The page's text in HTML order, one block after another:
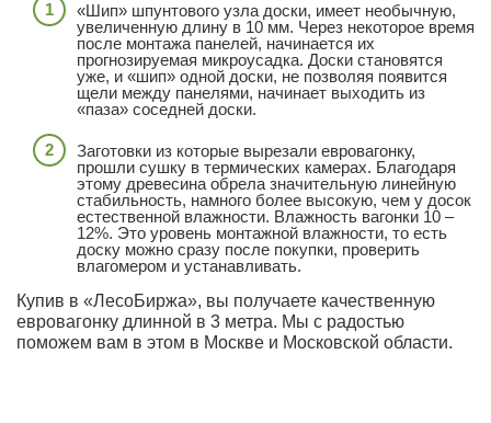
«Шип» шпунтового узла доски, имеет необычную,
увеличенную длину в 10 мм. Через некоторое время
после монтажа панелей, начинается их
прогнозируемая микроусадка. Доски становятся
уже, и «шип» одной доски, не позволяя появится
щели между панелями, начинает выходить из
«паза» соседней доски.
Заготовки из которые вырезали евровагонку,
прошли сушку в термических камерах. Благодаря
этому древесина обрела значительную линейную
стабильность, намного более высокую, чем у досок
естественной влажности. Влажность вагонки 10 –
12%. Это уровень монтажной влажности, то есть
доску можно сразу после покупки, проверить
влагомером и устанавливать.
Купив в «ЛесоБиржа», вы получаете качественную
евровагонку длинной в 3 метра. Мы с радостью
поможем вам в этом в Москве и Московской области.